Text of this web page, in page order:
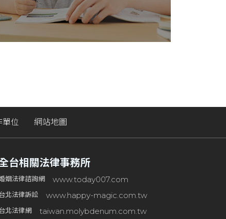
單位 網站地圖
台相關法律事務所
姻法律諮詢網 www.today007.com
北法律訴訟 www.happy-magic.com.tw
北法律網 taiwan.molybdenum.com.tw